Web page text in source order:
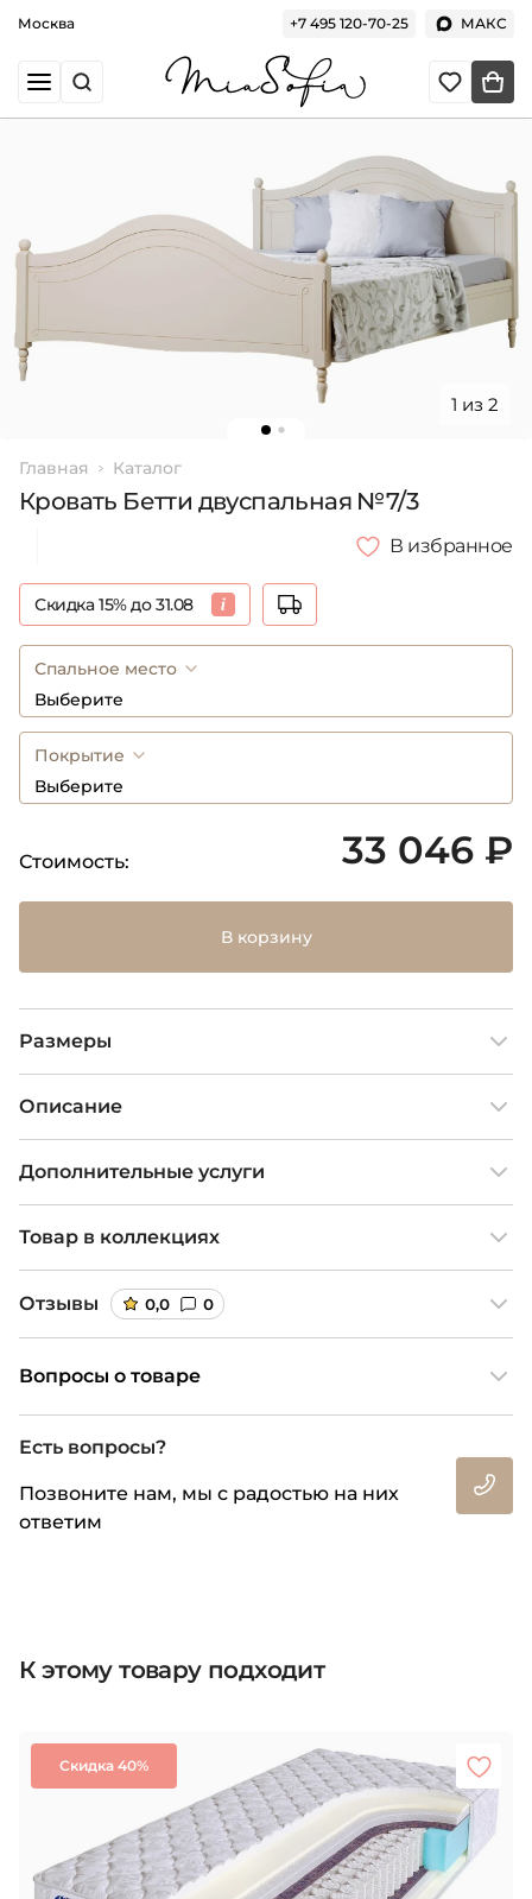
Москва +7 495 120-70-25 МАКС
1 из 2
Главная Каталог
Кровать Бетти двуспальная №7/3
В избранное
Скидка 15% до 31.08
Спальное место
Выберите
Покрытие
Выберите
Стоимость: 33 046 ₽
В корзину
Размеры
Описание
Дополнительные услуги
Товар в коллекциях
Отзывы 0,0 0
Вопросы о товаре
Есть вопросы?
Позвоните нам, мы с радостью на них
ответим
К этому товару подходит
Скидка 40%